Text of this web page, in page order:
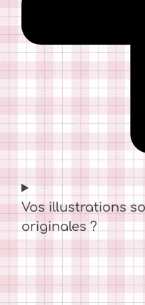
Vos illustrations
originales ?